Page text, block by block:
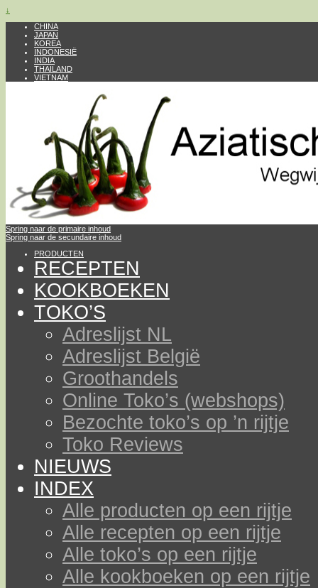
↓
CHINA
JAPAN
KOREA
INDONESIË
INDIA
THAILAND
VIETNAM
Spring naar de primaire inhoud
Spring naar de secundaire inhoud
PRODUCTEN
RECEPTEN
KOOKBOEKEN
TOKO’S
Adreslijst NL
Adreslijst België
Groothandels
Online Toko’s (webshops)
Bezochte toko’s op ’n rijtje
Toko Reviews
NIEUWS
INDEX
Alle producten op een rijtje
Alle recepten op een rijtje
Alle toko’s op een rijtje
Alle kookboeken op een rijtje